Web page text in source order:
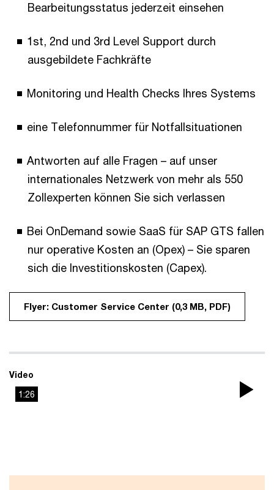
Bearbeitungsstatus jederzeit einsehen
1st, 2nd und 3rd Level Support durch
ausgebildete Fachkräfte
Monitoring und Health Checks Ihres Systems
eine Telefonnummer für Notfallsituationen
Antworten auf alle Fragen – auf unser
internationales Netzwerk von mehr als 550
Zollexperten können Sie sich verlassen
Bei OnDemand sowie SaaS für SAP GTS fallen
nur operative Kosten an (Opex) – Sie sparen
sich die Investitionskosten (Capex).
Flyer: Customer Service Center (0,3 MB, PDF)
Video
1:26